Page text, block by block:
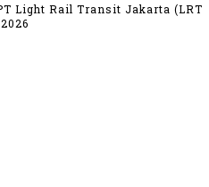
Light Rail Transit Jakarta (LRT